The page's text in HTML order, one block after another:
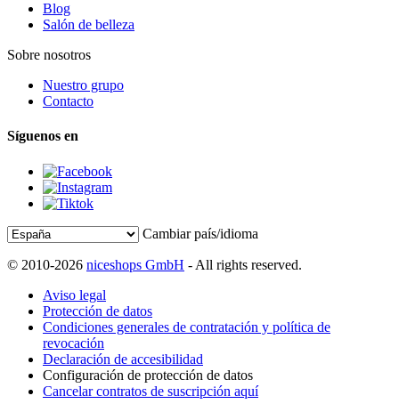
Blog
Salón de belleza
Sobre nosotros
Nuestro grupo
Contacto
Síguenos en
Cambiar país/idioma
© 2010-2026 niceshops GmbH - All rights reserved.
Aviso legal
Protección de datos
Condiciones generales de contratación y política de
revocación
Declaración de accesibilidad
Configuración de protección de datos
Cancelar contratos de suscripción aquí